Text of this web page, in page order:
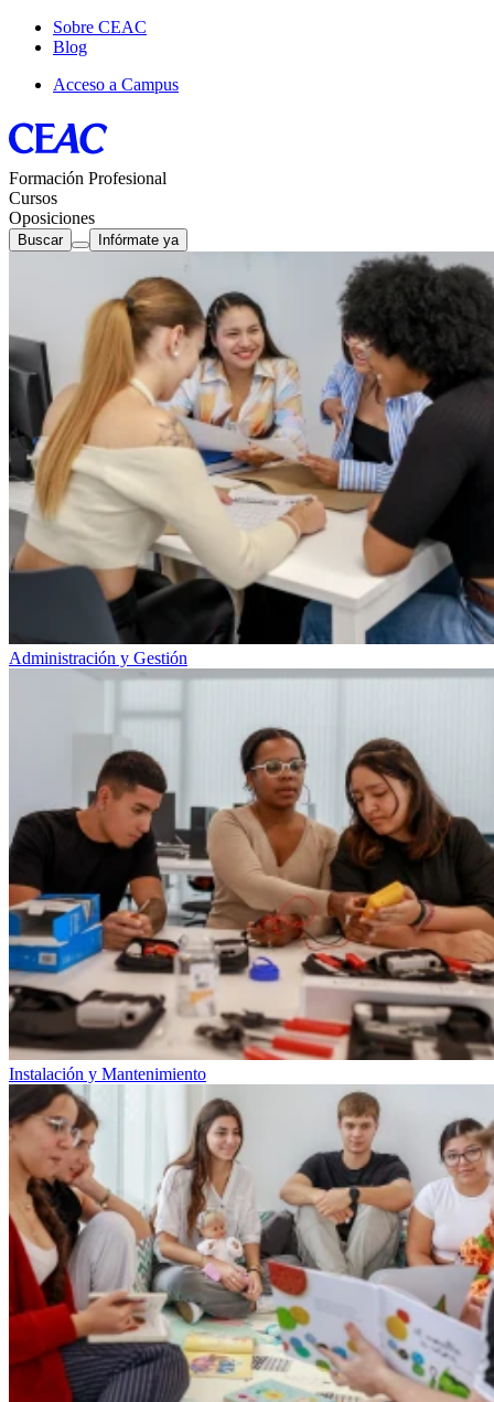
Sobre CEAC
Blog
Acceso a Campus
Formación Profesional
Cursos
Oposiciones
Buscar Infórmate ya
Administración y Gestión
Instalación y Mantenimiento